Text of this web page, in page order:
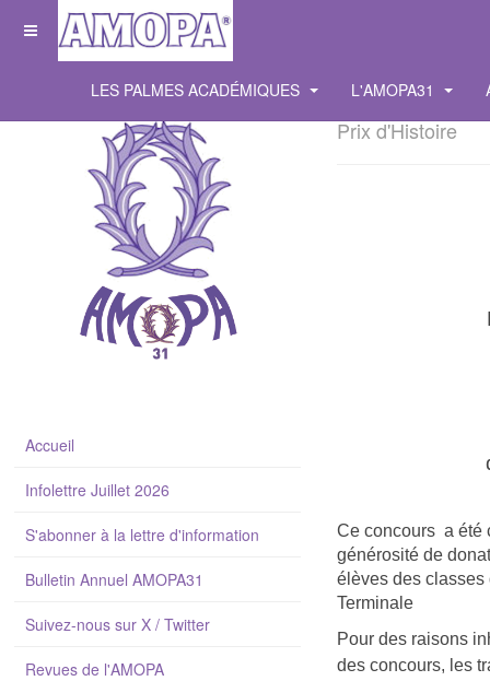
LES PALMES ACADÉMIQUES L'AMOPA31
Prix d'Histoire
Ce concours a été
générosité de
élèves des classes
Terminale
Pour des raisons
des concours, les
Accueil
Infolettre Juillet 2026
S'abonner à la lettre d'information
Bulletin Annuel AMOPA31
Suivez-nous sur X / Twitter
Revues de l'AMOPA